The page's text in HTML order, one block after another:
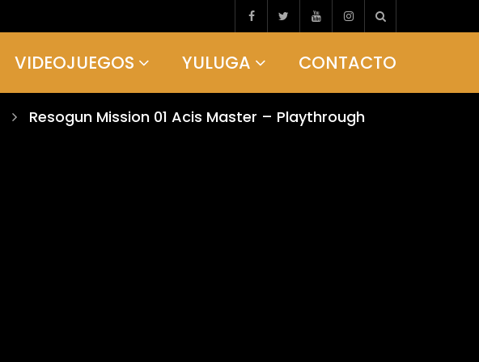
VIDEOJUEGOS YULUGA CONTACTO
Resogun Mission 01 Acis Master – Playthrough